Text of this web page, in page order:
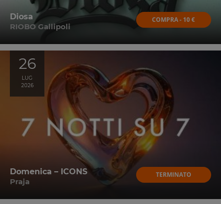
Diosa
RIOBO Gallipoli
COMPRA - 10 €
26
LUG
2026
Domenica – ICONS
Praja
TERMINATO